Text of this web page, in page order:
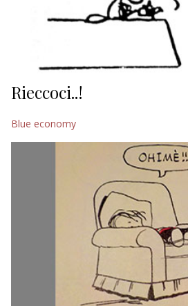
Rieccoci..!
Blue economy